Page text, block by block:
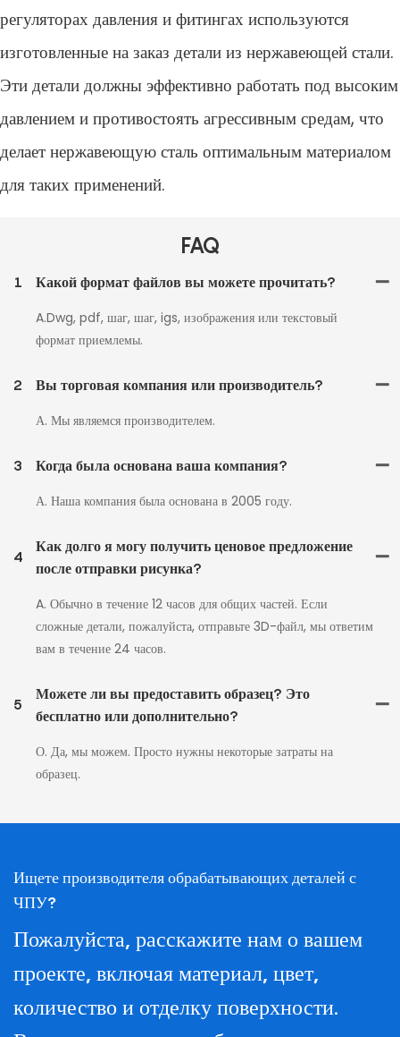
регуляторах давления и фитингах используются
изготовленные на заказ детали из нержавеющей стали.
Эти детали должны эффективно работать под высоким
давлением и противостоять агрессивным средам, что
делает нержавеющую сталь оптимальным материалом
для таких применений.
FAQ
1
Какой формат файлов вы можете прочитать?
A.Dwg, pdf, шаг, шаг, igs, изображения или текстовый
формат приемлемы.
2
Вы торговая компания или производитель?
А. Мы являемся производителем.
3
Когда была основана ваша компания?
А. Наша компания была основана в 2005 году.
4
Как долго я могу получить ценовое предложение
после отправки рисунка?
A. Обычно в течение 12 часов для общих частей. Если
сложные детали, пожалуйста, отправьте 3D-файл, мы ответим
вам в течение 24 часов.
5
Можете ли вы предоставить образец? Это
бесплатно или дополнительно?
О. Да, мы можем. Просто нужны некоторые затраты на
образец.
Ищете производителя обрабатывающих деталей с
ЧПУ?
Пожалуйста, расскажите нам о вашем
проекте, включая материал, цвет,
количество и отделку поверхности.